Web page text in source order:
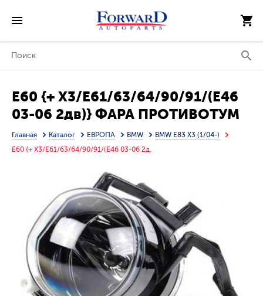
E60 {+ X3/E61/63/64/90/91/(E46
03-06 2дв)} ФАРА ПРОТИВОТУМ
ЛЕВ (DEPO)
Главная Каталог ЕВРОПА BMW
BMW E83 X3 (1/04-)
E60 {+ X3/E61/63/64/90/91/(E46 03-06 2д.